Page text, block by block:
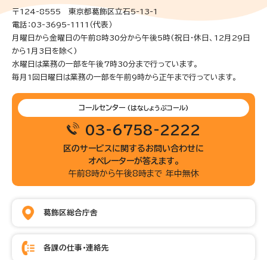
〒124-8555 東京都葛飾区立石5-13-1
電話：03-3695-1111（代表）
月曜日から金曜日の午前8時30分から午後5時(祝日・休日、12月29日
から1月3日を除く)
水曜日は業務の一部を午後7時30分まで行っています。
毎月1回日曜日は業務の一部を午前9時から正午まで行っています。
コールセンター (はなしょうぶコール)
03-6758-2222
区のサービスに関するお問い合わせに
オペレーターが答えます。
午前8時から午後8時まで 年中無休
葛飾区総合庁舎
各課の仕事・連絡先